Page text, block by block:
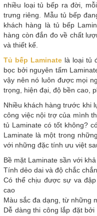
nhiều loại tủ bếp ra đời,
trưng riêng. Mẫu tủ bếp
khách hàng là tủ bếp
hàng còn đắn đo về chất
và thiết kế.
Tủ bếp Laminate là loại tủ
bọc bởi nguyên tấm
vậy nên nó luôn được mọi
trọng, hiện đại, độ bền cao,
Nhiều khách hàng trước khi
công việc nội trợ của mình
tủ Laminate có tốt không?
Laminate là một trong
với những đặc tính ưu việt
Bề mặt Laminate sần với
Tính dẻo dai và độ chắc
Có thể chịu được sự va
cao
Màu sắc đa dạng, từ những
Dễ dàng thi công lắp đặt